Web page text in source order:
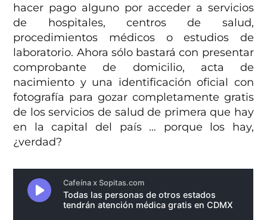
hacer pago alguno por acceder a servicios
de hospitales, centros de salud,
procedimientos médicos o estudios de
laboratorio. Ahora sólo bastará con presentar
comprobante de domicilio, acta de
nacimiento y una identificación oficial con
fotografía para gozar completamente gratis
de los servicios de salud de primera que hay
en la capital del país … porque los hay,
¿verdad?